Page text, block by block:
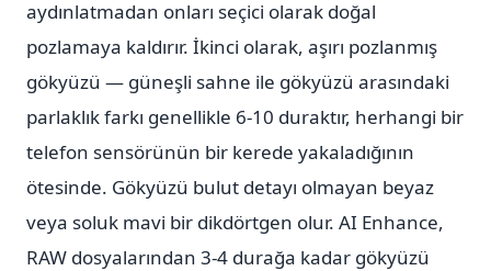
aydınlatmadan onları seçici olarak doğal
pozlamaya kaldırır. İkinci olarak, aşırı pozlanmış
gökyüzü — güneşli sahne ile gökyüzü arasındaki
parlaklık farkı genellikle 6-10 duraktır, herhangi bir
telefon sensörünün bir kerede yakaladığının
ötesinde. Gökyüzü bulut detayı olmayan beyaz
veya soluk mavi bir dikdörtgen olur. AI Enhance,
RAW dosyalarından 3-4 durağa kadar gökyüzü